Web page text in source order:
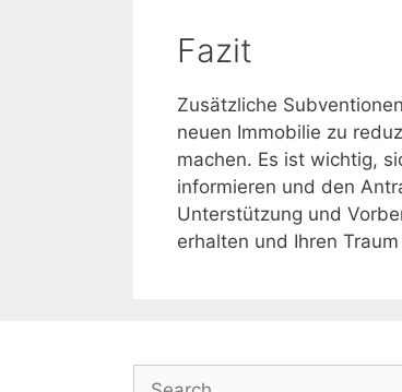
Fazit
Zusätzliche
neuen Immobilie zu
machen. Es ist wichtig,
informieren und den
Unterstützung und
erhalten und Ihren